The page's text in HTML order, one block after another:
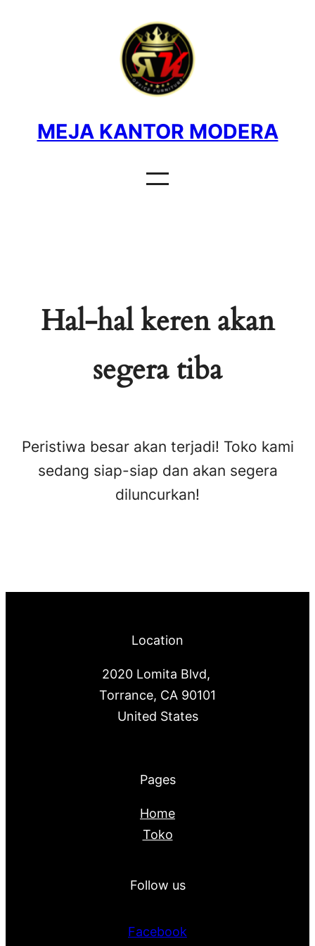
MEJA KANTOR MODERA
Hal-hal keren akan
segera tiba
Peristiwa besar akan terjadi! Toko kami
sedang siap-siap dan akan segera
diluncurkan!
Location
2020 Lomita Blvd,
Torrance, CA 90101
United States
Pages
Home
Toko
Follow us
Facebook